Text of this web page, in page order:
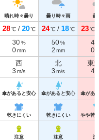
晴れ時々曇り 曇り時々雨 曇
28℃/ 20℃ 24℃/ 18℃ 23℃
30%
0mm
50%
2 mm
40
0
西
3 m/s
北
3 m/s
東
4
傘があると安心 傘があると安心 傘があ
乾きにくい 乾きにくい やや乾
注意 注意 注